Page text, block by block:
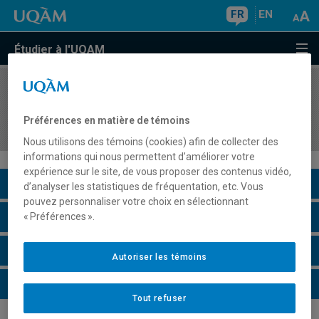
FR EN
Étudier à l'UQAM
COURS//
d'intégration
Description du cours
Horaire - Été 2026
Horaire - Automne 2026
Horaire - Hiver 2027
Préférences en matière de témoins
Nous utilisons des témoins (cookies) afin de collecter des
informations qui nous permettent d’améliorer votre
expérience sur le site, de vous proposer des contenus vidéo,
d’analyser les statistiques de fréquentation, etc. Vous
pouvez personnaliser votre choix en sélectionnant
« Préférences ».
Tout refuser
Autoriser les témoins